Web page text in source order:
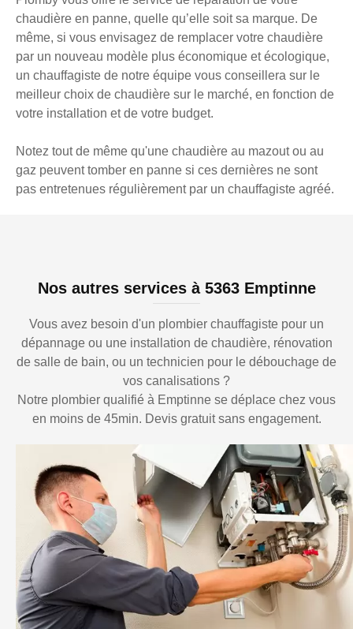
chaudière en panne, quelle qu’elle soit sa marque. De
même, si vous envisagez de remplacer votre chaudière
par un nouveau modèle plus économique et écologique,
un chauffagiste de notre équipe vous conseillera sur le
meilleur choix de chaudière sur le marché, en fonction de
votre installation et de votre budget.
Notez tout de même qu'une chaudière au mazout ou au
gaz peuvent tomber en panne si ces dernières ne sont
pas entretenues régulièrement par un chauffagiste agréé.
Nos autres services à 5363 Emptinne
Vous avez besoin d'un plombier chauffagiste pour un
dépannage ou une installation de chaudière, rénovation
de salle de bain, ou un technicien pour le débouchage de
vos canalisations ?
Notre plombier qualifié à Emptinne se déplace chez vous
en moins de 45min. Devis gratuit sans engagement.